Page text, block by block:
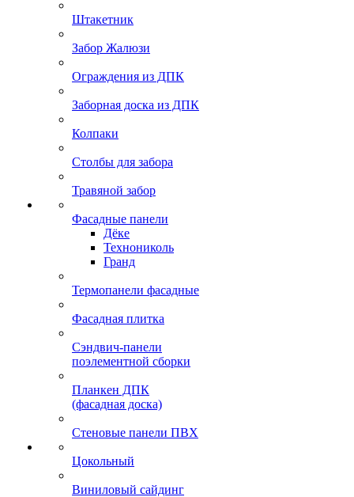
Штакетник
Забор Жалюзи
Ограждения из ДПК
Заборная доска из ДПК
Колпаки
Столбы для забора
Травяной забор
Фасадные панели
Дёке
Технониколь
Гранд
Термопанели фасадные
Фасадная плитка
Сэндвич-панели
поэлементной сборки
Планкен ДПК
(фасадная доска)
Стеновые панели ПВХ
Цокольный
Виниловый сайдинг